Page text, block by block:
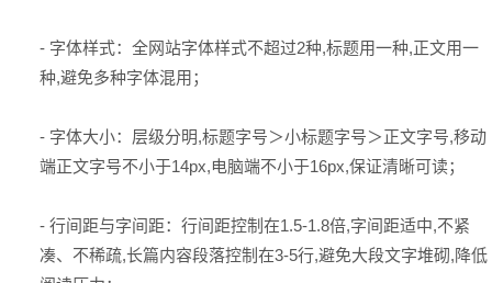
- 字体样式：全网站字体样式不超过2种,标题用一种,正文用一
种,避免多种字体混用；
- 字体大小：层级分明,标题字号＞小标题字号＞正文字号,移动
端正文字号不小于14px,电脑端不小于16px,保证清晰可读；
- 行间距与字间距：行间距控制在1.5-1.8倍,字间距适中,不紧
凑、不稀疏,长篇内容段落控制在3-5行,避免大段文字堆砌,降低